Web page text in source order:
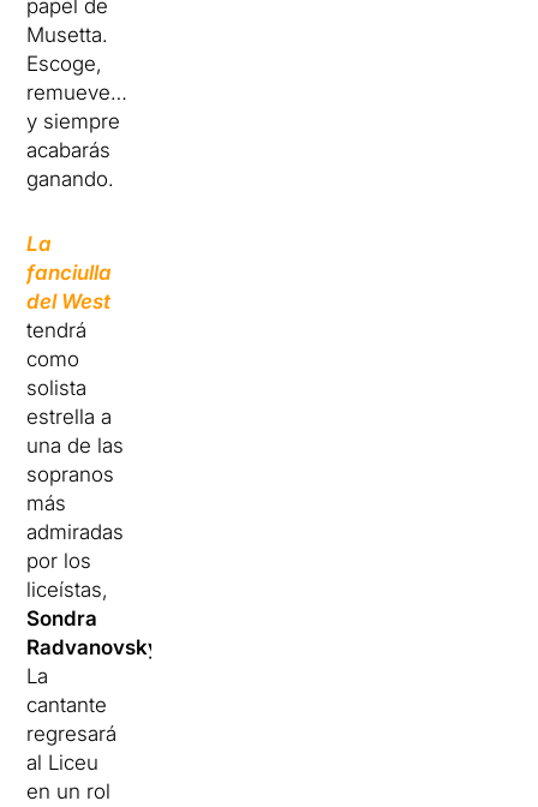
papel de
Musetta.
Escoge,
remueve…
y siempre
acabarás
ganando.
La
fanciulla
del West
tendrá
como
solista
estrella a
una de las
sopranos
más
admiradas
por los
liceístas,
Sondra
Radvanovsky
La
cantante
regresará
al Liceu
en un rol